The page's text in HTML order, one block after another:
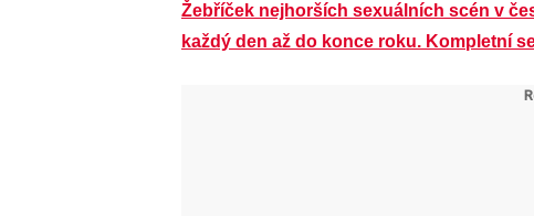
Žebříček nejhorších sexuálních scén v
každý den až do konce roku. Kompletní